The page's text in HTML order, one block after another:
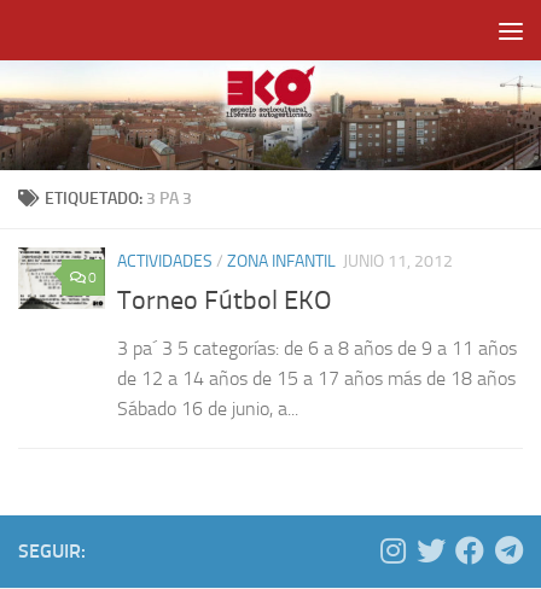
ETIQUETADO: 3 PA 3
0
ACTIVIDADES / ZONA INFANTIL JUNIO 11, 2012
Torneo Fútbol EKO
3 pa´ 3 5 categorías: de 6 a 8 años de 9 a 11 años
de 12 a 14 años de 15 a 17 años más de 18 años
Sábado 16 de junio, a...
SEGUIR: